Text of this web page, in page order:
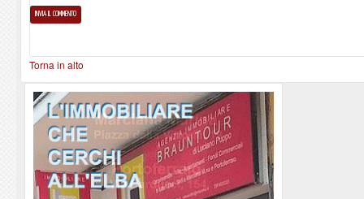
Torna in alto